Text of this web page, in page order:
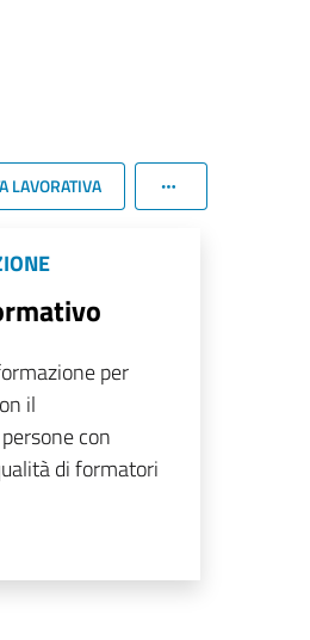
LAVORATIVA
per
il
con
di formatori